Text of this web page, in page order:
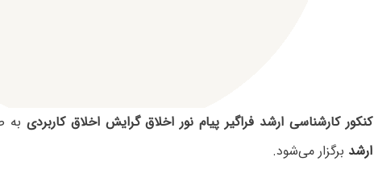
کنکور کارشناسی ارشد فراگیر پیام نور اخلاق گرایش اخلاق کاربردی به
ارشد برگزار می‌شود.